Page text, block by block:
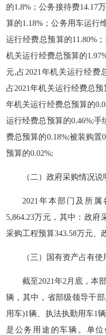
的1.8%；公务接待费14.17
算的1.18%；公务用车运行
运行经费总预算的11.80%
机关运行经费总预算的
元,占2021年机关运行经费
占2021年机关运行经费总预
年机关运行经费总预算的
运行经费总预算的0.46%;手
费总预算的0.18%;被装购置
预算的0.02%;
（二）政府采购情况说
2021年本部门及所
5,864.23万元，其中：政府
采购工程预算343.58万元、
（三）国有资产占有使
截至2021年2月底，本
辆，其中，省部级领导干
用车)1辆、执法执勤用车1
是公务用途的车辆。单